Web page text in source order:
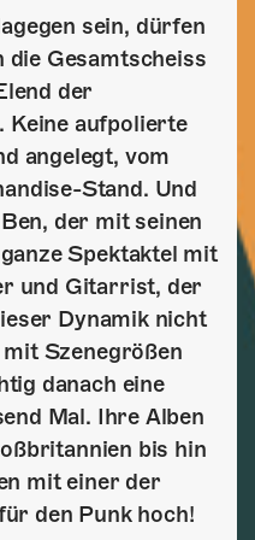
sein, dürfen
Gesamtscheiss
der
Keine aufpolierte
angelegt, vom
Stand. Und
der mit seinen
Spektaktel mit
und Gitarrist, der
Dynamik nicht
Szenegrößen
danach eine
Mal. Ihre Alben
bis hin
mit einer der
den Punk hoch!